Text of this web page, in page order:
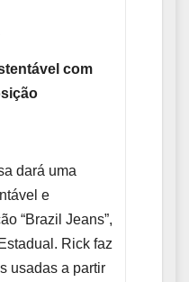
com
dará uma
e
“Brazil Jeans”,
Rick faz
usadas a partir